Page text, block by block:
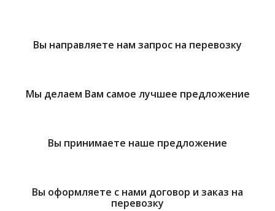
Вы направляете нам запрос на перевозку
Мы делаем Вам самое лучшее предложение
Вы принимаете наше предложение
Вы оформляете с нами договор и заказ на
перевозку